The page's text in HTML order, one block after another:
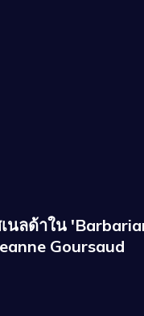
นลด้าใน
Goursaud